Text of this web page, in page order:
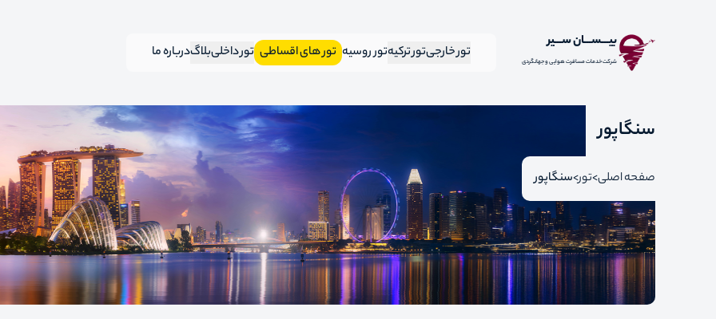
بیـــســـان ســـیر
شرکت خدمات مسافرت هوایی و جهانگردی تور خارجی تور ترکیهتور روسیه تور های اقساطی تور داخلیبلاگدرباره ما
سنگاپور
صفحه اصلی تور سنگاپور